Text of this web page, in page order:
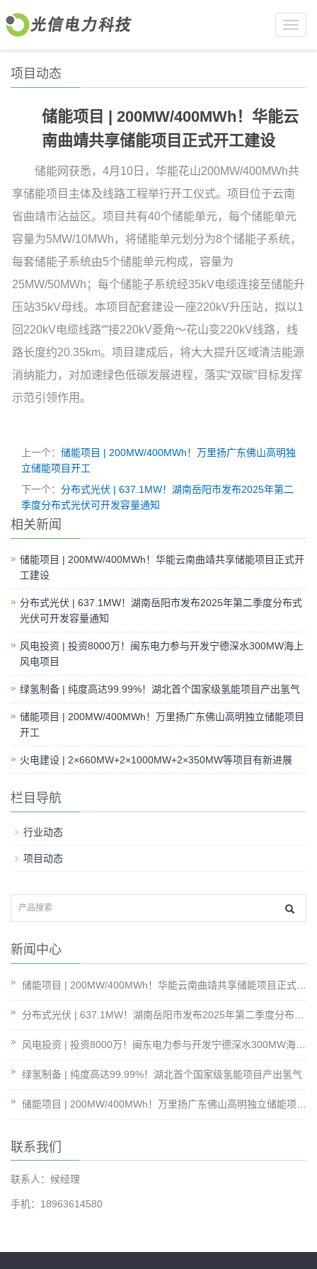
项目动态
储能项目 | 200MW/400MWh！华能云
南曲靖共享储能项目正式开工建设
储能网获悉，4月10日，华能花山200MW/400MWh共
享储能项目主体及线路工程举行开工仪式。项目位于云南
省曲靖市沾益区。项目共有40个储能单元，每个储能单元
容量为5MW/10MWh，将储能单元划分为8个储能子系统，
每套储能子系统由5个储能单元构成，容量为
25MW/50MWh；每个储能子系统经35kV电缆连接至储能升
压站35kV母线。本项目配套建设一座220kV升压站，拟以1
回220kV电缆线路“”接220kV菱角～花山变220kV线路，线
路长度约20.35km。项目建成后，将大大提升区域清洁能源
消纳能力，对加速绿色低碳发展进程，落实“双碳”目标发挥
示范引领作用。
上一个： 储能项目 | 200MW/400MWh！万里扬广东佛山高明独
立储能项目开工
下一个： 分布式光伏 | 637.1MW！湖南岳阳市发布2025年第二
季度分布式光伏可开发容量通知
相关新闻
储能项目 | 200MW/400MWh！华能云南曲靖共享储能项目正式开
工建设
分布式光伏 | 637.1MW！湖南岳阳市发布2025年第二季度分布式
光伏可开发容量通知
风电投资 | 投资8000万！闽东电力参与开发宁德深水300MW海上
风电项目
绿氢制备 | 纯度高达99.99%！湖北首个国家级氢能项目产出氢气
储能项目 | 200MW/400MWh！万里扬广东佛山高明独立储能项目
开工
火电建设 | 2×660MW+2×1000MW+2×350MW等项目有新进展
栏目导航
行业动态
项目动态
新闻中心
绿氢制备 | 纯度高达99.99%！湖北首个国家级氢能项目产出氢气
联系我们
联系人：候经理
手机：18963614580